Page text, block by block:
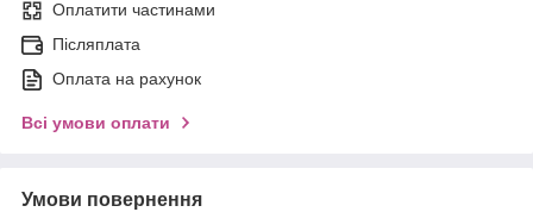
Оплатити частинами
Післяплата
Оплата на рахунок
Всі умови оплати
Умови повернення